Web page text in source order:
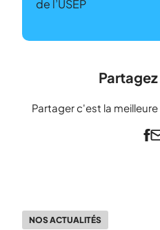
de l’USEP
Partager c'est la
NOS ACTUALITÉS